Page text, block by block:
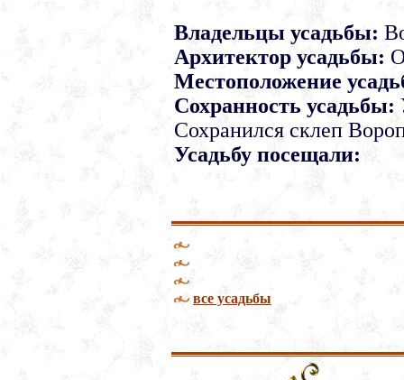
Владельцы усадьбы:
Архитектор усадьбы:
Местоположение
Сохранность усадьбы:
Сохранился склеп
Усадьбу посещали:
все усадьбы